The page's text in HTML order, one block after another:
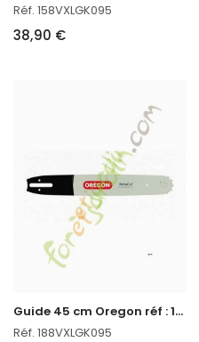
Réf. 158VXLGK095
38,90 €
G
uide 45 cm Oregon réf : 188VXLGK095 en stock
Réf. 188VXLGK095